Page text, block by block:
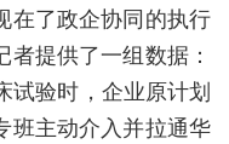
在了政企协同的执行
提供了一组数据：
试验时，企业原计划
班主动介入并拉通华